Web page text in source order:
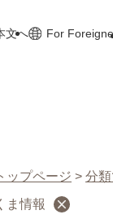
文へ
For
ップページ > 分
ま情報